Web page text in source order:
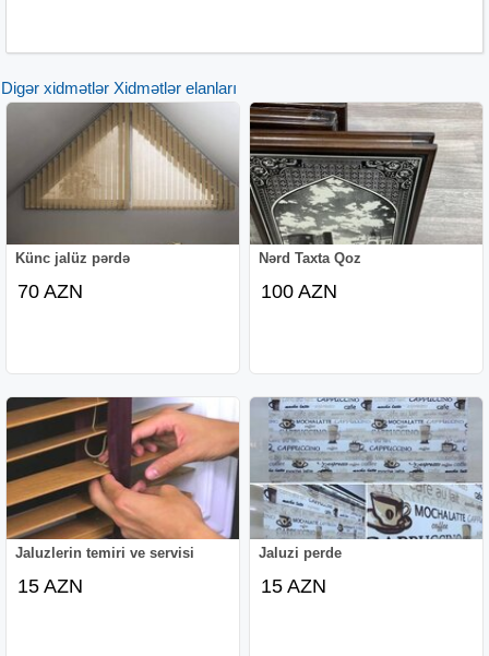
Digər xidmətlər Xidmətlər elanları
Künc jalüz pərdə
70 AZN
Nərd Taxta Qoz
100 AZN
Jaluzlerin temiri ve servisi
15 AZN
Jaluzi perde
15 AZN